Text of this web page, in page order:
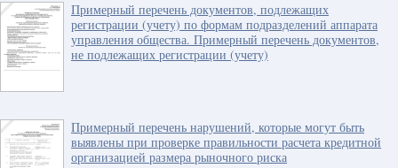
Примерный перечень документов, подлежащих
регистрации (учету) по формам подразделений аппарата
управления общества. Примерный перечень документов,
не подлежащих регистрации (учету)
Примерный перечень нарушений, которые могут быть
выявлены при проверке правильности расчета кредитной
организацией размера рыночного риска